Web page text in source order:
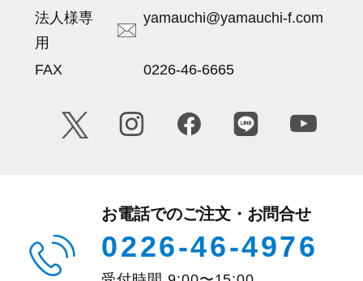
法人様専
用
yamauchi@yamauchi-f.com
FAX 0226-46-6665
お電話でのご注文・お問合せ
0226-46-4976